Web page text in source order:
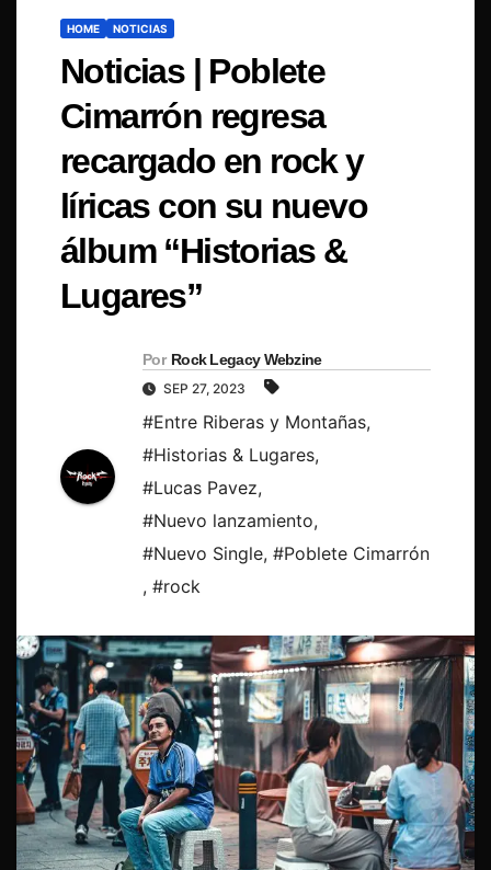
HOME NOTICIAS
Noticias | Poblete
Cimarrón regresa
recargado en rock y
líricas con su nuevo
álbum “Historias &
Lugares”
Por Rock Legacy Webzine
SEP 27, 2023
#Entre Riberas y Montañas,
#Historias & Lugares,
#Lucas Pavez,
#Nuevo lanzamiento,
#Nuevo Single, #Poblete Cimarrón
, #rock